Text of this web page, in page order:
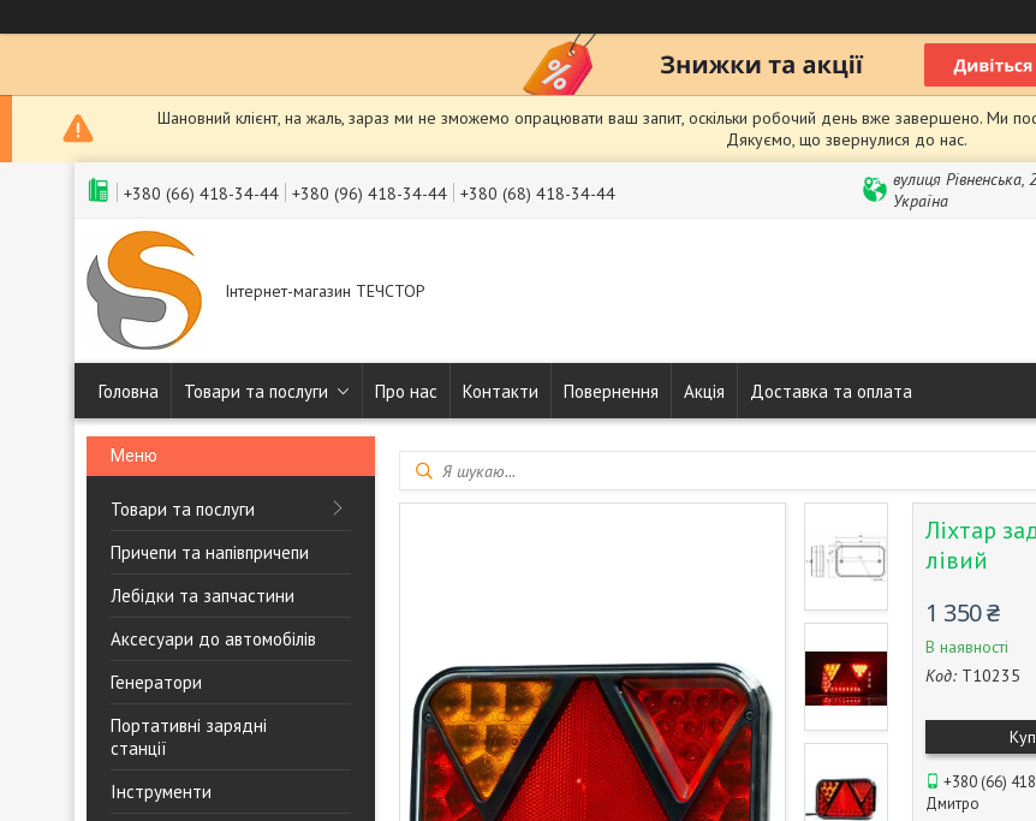
Шановний клієнт, на жаль, зараз ми не зможемо опрацювати ваш запит, оскільки робочий день вже завершено. Ми
Дякуємо, що звернулися до нас.
+380 (66) 418-34-44 +380 (96) 418-34-44 +380 (68) 418-34-44
вулиця
Україна
Інтернет-магазин ТЕЧСТОР
Головна Товари та послуги Про нас Контакти Повернення Акція Доставка та оплата
Товари та послуги
Причепи та напівпричепи
Лебідки та запчастини
Аксесуари до автомобілів
Генератори
Портативні зарядні
станції
Інструменти
Ліхтар
лівий
1 350 ₴
В наявності
Код: T10235
+380 (66)
Дмитро